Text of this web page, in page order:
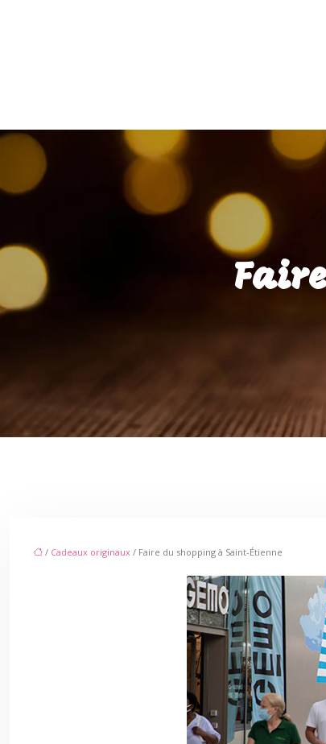
/ Cadeaux originaux / Faire du shopping à Saint-Étienne